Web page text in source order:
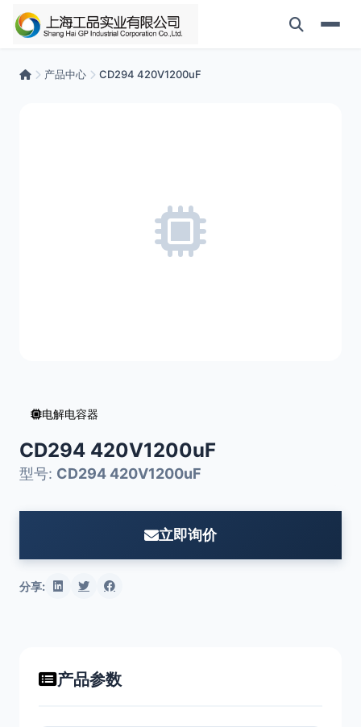
产品中心 CD294 420V1200uF
电解电容器
CD294 420V1200uF
型号: CD294 420V1200uF
立即询价
分享:
产品参数